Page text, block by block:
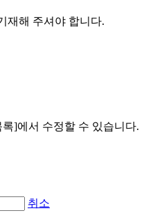
재해 주셔야 합니다.
]에서 수정할 수 있습니다.
취소